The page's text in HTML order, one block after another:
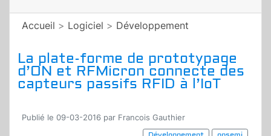
Accueil > Logiciel > Développement
La plate-forme de prototypage
d’ON et RFMicron connecte des
capteurs passifs RFID à l’IoT
Publié le 09-03-2016 par Francois Gauthier